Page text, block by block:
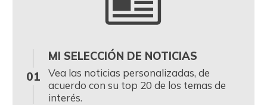
01
MI SELECCIÓN DE NOTICIAS
Vea las noticias personalizadas, de
acuerdo con su top 20 de los temas de
interés.